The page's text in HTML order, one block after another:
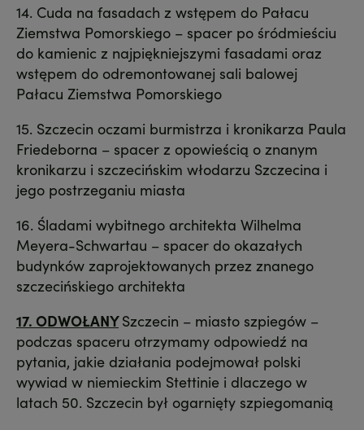
14. Cuda na fasadach z wstępem do Pałacu
Ziemstwa Pomorskiego – spacer po śródmieściu
do kamienic z najpiękniejszymi fasadami oraz
wstępem do odremontowanej sali balowej
Pałacu Ziemstwa Pomorskiego
15. Szczecin oczami burmistrza i kronikarza Paula
Friedeborna – spacer z opowieścią o znanym
kronikarzu i szczecińskim włodarzu Szczecina i
jego postrzeganiu miasta
16. Śladami wybitnego architekta Wilhelma
Meyera-Schwartau – spacer do okazałych
budynków zaprojektowanych przez znanego
szczecińskiego architekta
17. ODWOŁANY Szczecin – miasto szpiegów –
podczas spaceru otrzymamy odpowiedź na
pytania, jakie działania podejmował polski
wywiad w niemieckim Stettinie i dlaczego w
latach 50. Szczecin był ogarnięty szpiegomanią